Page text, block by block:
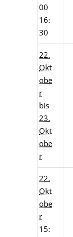
00
16:
30
22.
Okt
obe
r
bis
23.
Okt
obe
r
22.
Okt
obe
r
15: